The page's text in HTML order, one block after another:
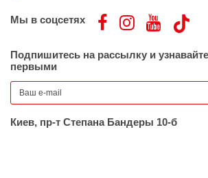
Мы в соцсетях
Подпишитесь на рассылку и
первыми
Киев, пр-т Степана Бандеры 10-б